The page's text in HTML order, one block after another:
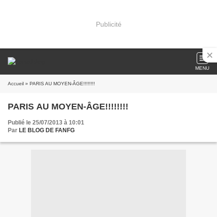
Publicité
MENU
Accueil » PARIS AU MOYEN-ÂGE!!!!!!!!
PARIS AU MOYEN-ÂGE!!!!!!!!
Publié le 25/07/2013 à 10:01
Par LE BLOG DE FANFG